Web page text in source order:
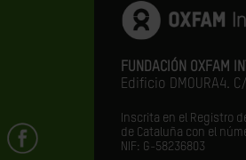
FUNDACIÓN OXFAM
Edificio DMOURA4.
Inscrita en el Registro
de Cataluña con el
NIF: G-58236803